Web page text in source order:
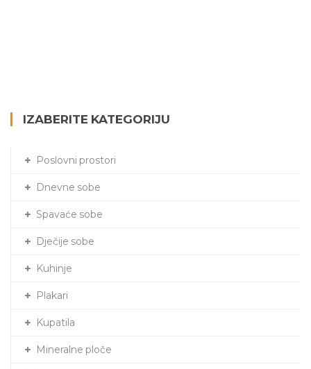
IZABERITE KATEGORIJU
Poslovni prostori
Dnevne sobe
Spavaće sobe
Dječije sobe
Kuhinje
Plakari
Kupatila
Mineralne ploče